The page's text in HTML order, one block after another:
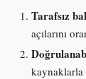
Tarafsız
açılarını